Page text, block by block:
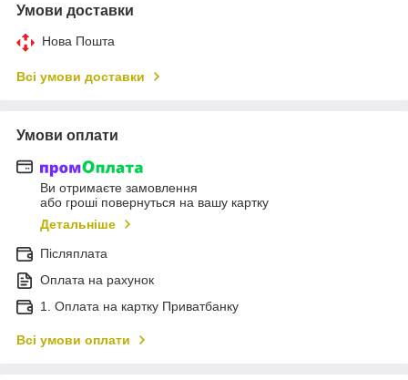
Умови доставки
Нова Пошта
Всі умови доставки
Умови оплати
Ви отримаєте замовлення
або гроші повернуться на вашу картку
Детальніше
Післяплата
Оплата на рахунок
1. Оплата на картку Приватбанку
Всі умови оплати